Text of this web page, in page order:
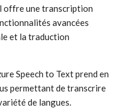
offre une transcription
avancées
et la traduction
Speech to Text prend en
permettant de transcrire
de langues.